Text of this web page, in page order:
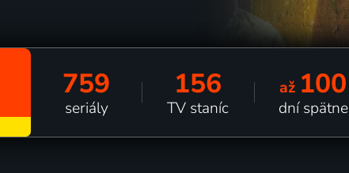
759
seriály
156
TV staníc
až 100
dní spätne